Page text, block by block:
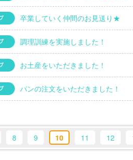
ジョブステップ
卒業していく仲間のお見送り★
ジョブステップ
調理訓練を実施しました！
ジョブステップ
お土産をいただきました！
ジョブステップ
パンの注文をいただきました！
8 9 10 11 12